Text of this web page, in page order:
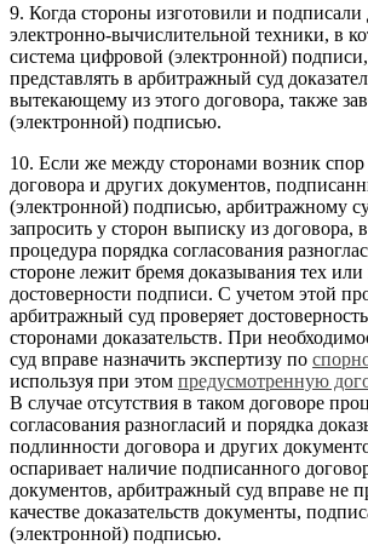
9. Когда стороны изготовили и
электронно-вычислительной техники, в
система цифровой (электронной)
представлять в арбитражный суд
вытекающему из этого договора, также
(электронной) подписью.
10. Если же между сторонами возник
договора и других документов,
(электронной) подписью, арбитражному
запросить у сторон выписку из договора,
процедура порядка согласования
стороне лежит бремя доказывания тех
достоверности подписи. С учетом этой
арбитражный суд проверяет
сторонами доказательств. При
суд вправе назначить экспертизу по
используя при этом предусмотренную
В случае отсутствия в таком договоре
согласования разногласий и порядка
подлинности договора и других
оспаривает наличие подписанного
документов, арбитражный суд вправе не
качестве доказательств документы,
(электронной) подписью.